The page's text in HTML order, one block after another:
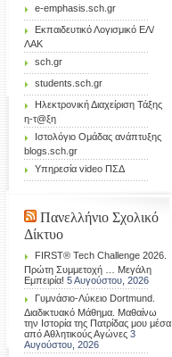
e-emphasis.sch.gr
Eκπαιδευτικό Λογισμικό ΕΛ/
ΛΑΚ
sch.gr
students.sch.gr
Ηλεκτρονική Διαχείριση Τάξης
η-τ@ξη
Ιστολόγιο Ομάδας ανάπτυξης
blogs.sch.gr
Υπηρεσία video ΠΣΔ
Πανελλήνιο Σχολικό
Δίκτυο
FIRST® Tech Challenge 2026.
Πρώτη Συμμετοχή … Μεγάλη
Εμπειρία! 5 Αυγούστου, 2026
Γυμνάσιο-Λύκειο Dortmund.
Διαδικτυακό Μάθημα. Μαθαίνω
την Ιστορία της Πατρίδας μου μέσα
από Αθλητικούς Αγώνες 3
Αυγούστου, 2026